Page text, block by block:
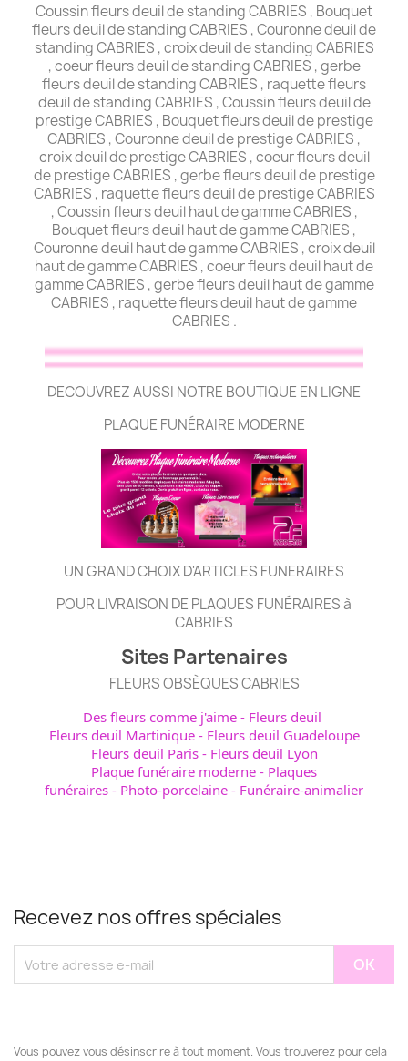
Coussin fleurs deuil de standing CABRIES , Bouquet
fleurs deuil de standing CABRIES , Couronne deuil de
standing CABRIES , croix deuil de standing CABRIES
, coeur fleurs deuil de standing CABRIES , gerbe
fleurs deuil de standing CABRIES , raquette fleurs
deuil de standing CABRIES , Coussin fleurs deuil de
prestige CABRIES , Bouquet fleurs deuil de prestige
CABRIES , Couronne deuil de prestige CABRIES ,
croix deuil de prestige CABRIES , coeur fleurs deuil
de prestige CABRIES , gerbe fleurs deuil de prestige
CABRIES , raquette fleurs deuil de prestige CABRIES
, Coussin fleurs deuil haut de gamme CABRIES ,
Bouquet fleurs deuil haut de gamme CABRIES ,
Couronne deuil haut de gamme CABRIES , croix deuil
haut de gamme CABRIES , coeur fleurs deuil haut de
gamme CABRIES , gerbe fleurs deuil haut de gamme
CABRIES , raquette fleurs deuil haut de gamme
CABRIES .
DECOUVREZ AUSSI NOTRE BOUTIQUE EN LIGNE
PLAQUE FUNÉRAIRE MODERNE
UN GRAND CHOIX D'ARTICLES FUNERAIRES
POUR LIVRAISON DE PLAQUES FUNÉRAIRES à
CABRIES
Sites Partenaires
FLEURS OBSÈQUES CABRIES
Des fleurs comme j'aime - Fleurs deuil
Fleurs deuil Martinique- Fleurs deuil Guadeloupe
Fleurs deuil Paris- Fleurs deuil Lyon
Plaque funéraire moderne - Plaques
funéraires - Photo-porcelaine - Funéraire-animalier
Recevez nos offres spéciales
Vous pouvez vous désinscrire à tout moment. Vous trouverez pour cela